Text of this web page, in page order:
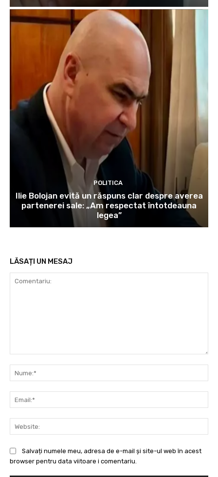
POLITICA
Ilie Bolojan evită un răspuns clar despre averea
partenerei sale: „Am respectat întotdeauna
legea”
LĂSAȚI UN MESAJ
Salvați numele meu, adresa de e-mail și site-ul web în acest
browser pentru data viitoare i comentariu.